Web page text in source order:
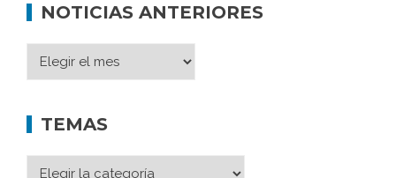
NOTICIAS ANTERIORES
TEMAS